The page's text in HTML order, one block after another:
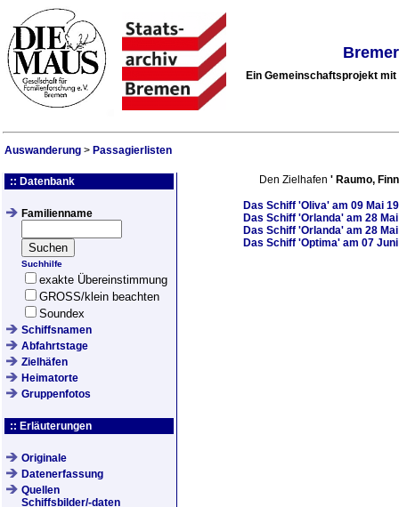
Ein Gemeinschaftsprojekt
Auswanderung > Passagierlisten
:: Datenbank
Familienname
Suchhilfe
exakte Übereinstimmung
GROSS/klein beachten
Soundex
Schiffsnamen
Abfahrtstage
Zielhäfen
Heimatorte
Gruppenfotos
:: Erläuterungen
Originale
Datenerfassung
Quellen
Schiffsbilder/-daten
Den Zielhafen ' Raumo,
Das Schiff 'Oliva'am 09 Mai
Das Schiff 'Orlanda'am 28
Das Schiff 'Orlanda'am 28
Das Schiff 'Optima'am 07